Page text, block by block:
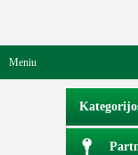
Meniu